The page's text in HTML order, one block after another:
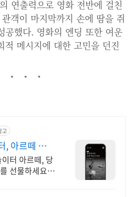
연출력으로 영화 전반에 걸친
객이 마지막까지 손에 땀을 쥐
공했다. 영화의 엔딩 또한 여운
적 메시지에 대한 고민을 던진
고
아르떼 대한
폼
터 아르떼, 당
선물하세요